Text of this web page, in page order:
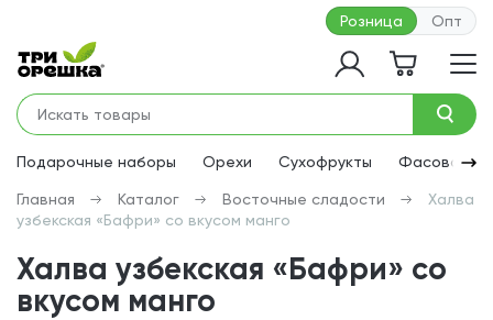
Розница Опт
Подарочные наборы Орехи Сухофрукты
Главная Каталог Восточные сладости
Халва
узбекская «Бафри» со вкусом манго
Халва узбекская «Бафри» со
вкусом манго